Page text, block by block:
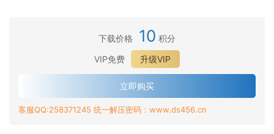
下载价格 10 积分
VIP免费
升级VIP
立即购买
客服QQ:258371245 统一解压密码：www.ds456.cn